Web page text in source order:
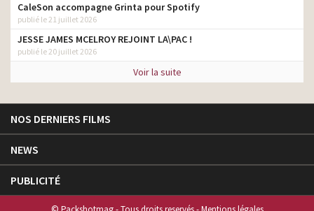
CaleSon accompagne Grinta pour Spotify
publié le 21 juillet 2026
JESSE JAMES MCELROY REJOINT LA\PAC !
publié le 20 juillet 2026
Voir la suite
NOS DERNIERS FILMS
NEWS
PUBLICITÉ